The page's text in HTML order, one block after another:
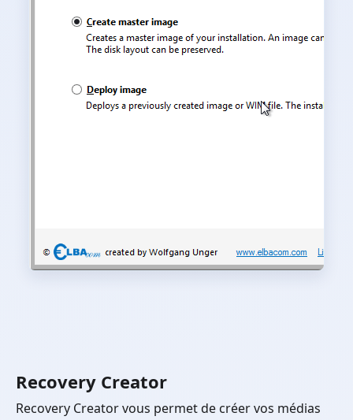
Recovery Creator
Recovery Creator vous permet de créer vos médias